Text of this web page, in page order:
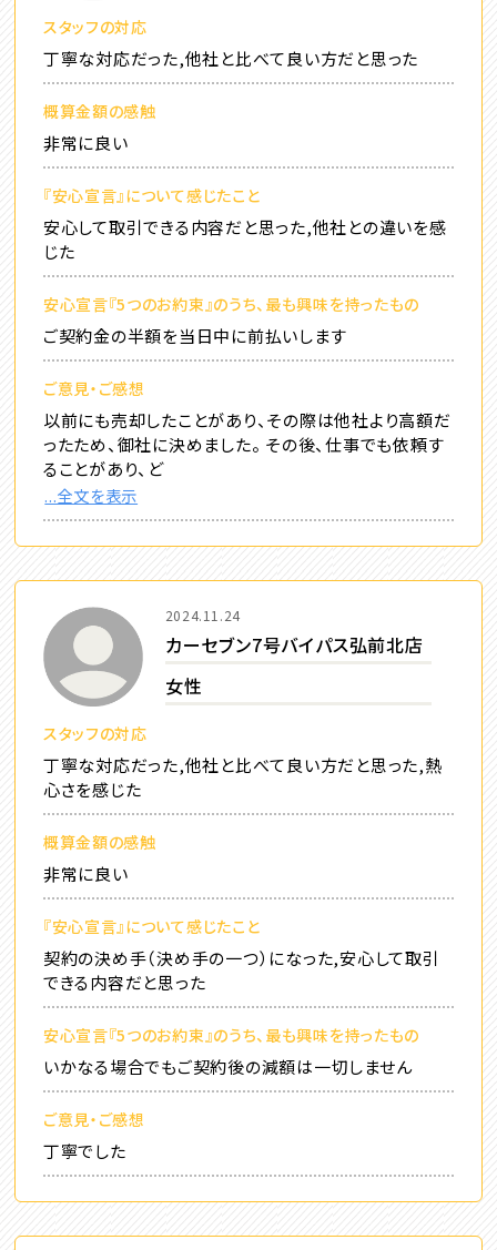
スタッフの対応
丁寧な対応だった,他社と比べて良い方だと思った
概算金額の感触
非常に良い
『安心宣言』について感じたこと
安心して取引できる内容だと思った,他社との違いを感
じた
安心宣言『5つのお約束』のうち、最も興味を持ったもの
ご契約金の半額を当日中に前払いします
ご意見・ご感想
以前にも売却したことがあり、その際は他社より高額だ
ったため、御社に決めました。 その後、仕事でも依頼す
ることがあり、ど
...全文を表示
2024.11.24
カーセブン7号バイパス弘前北店
女性
スタッフの対応
丁寧な対応だった,他社と比べて良い方だと思った,熱
心さを感じた
概算金額の感触
非常に良い
『安心宣言』について感じたこと
契約の決め手（決め手の一つ）になった,安心して取引
できる内容だと思った
安心宣言『5つのお約束』のうち、最も興味を持ったもの
いかなる場合でもご契約後の減額は一切しません
ご意見・ご感想
丁寧でした